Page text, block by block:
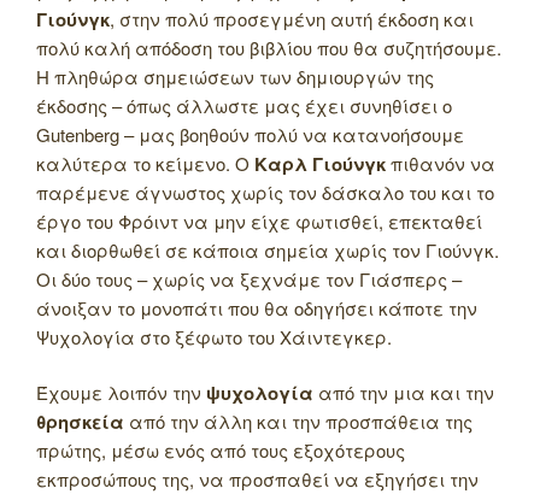
Γιούνγκ, στην πολύ προσεγμένη αυτή έκδοση και
πολύ καλή απόδοση του βιβλίου που θα συζητήσουμε.
H πληθώρα σημειώσεων των δημιουργών της
έκδοσης – όπως άλλωστε μας έχει συνηθίσει ο
Gutenberg – μας βοηθούν πολύ να κατανοήσουμε
καλύτερα το κείμενο. Ο Καρλ Γιούνγκπιθανόν να
παρέμενε άγνωστος χωρίς τον δάσκαλο του και το
έργο του Φρόιντ να μην είχε φωτισθεί, επεκταθεί
και διορθωθεί σε κάποια σημεία χωρίς τον Γιούνγκ.
Οι δύο τους – χωρίς να ξεχνάμε τον Γιάσπερς –
άνοιξαν το μονοπάτι που θα οδηγήσει κάποτε την
Ψυχολογία στο ξέφωτο του Χάιντεγκερ.
Έχουμε λοιπόν την ψυχολογία από την μια και την
θρησκεία από την άλλη και την προσπάθεια της
πρώτης, μέσω ενός από τους εξοχότερους
εκπροσώπους της, να προσπαθεί να εξηγήσει την